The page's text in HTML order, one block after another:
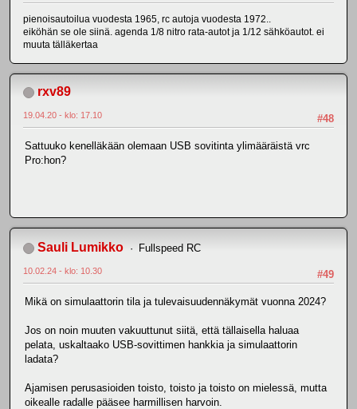
pienoisautoilua vuodesta 1965, rc autoja vuodesta 1972..
eiköhän se ole siinä. agenda 1/8 nitro rata-autot ja 1/12 sähköautot. ei
muuta tälläkertaa
rxv89
#48
19.04.20 - klo: 17.10
Sattuuko kenelläkään olemaan USB sovitinta ylimääräistä vrc
Pro:hon?
Sauli Lumikko Fullspeed RC
#49
10.02.24 - klo: 10.30
Mikä on simulaattorin tila ja tulevaisuudennäkymät vuonna 2024?
Jos on noin muuten vakuuttunut siitä, että tällaisella haluaa
pelata, uskaltaako USB-sovittimen hankkia ja simulaattorin
ladata?
Ajamisen perusasioiden toisto, toisto ja toisto on mielessä, mutta
oikealle radalle pääsee harmillisen harvoin.